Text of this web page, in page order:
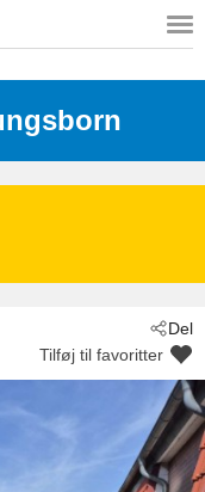
Del
Tilføj til favoritter